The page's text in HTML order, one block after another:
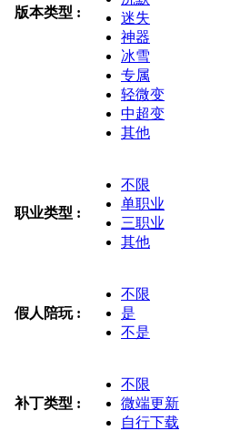
版本类型 :
迷失
神器
冰雪
专属
轻微变
中超变
其他
职业类型 :
不限
单职业
三职业
其他
假人陪玩 :
不限
是
不是
补丁类型 :
不限
微端更新
自行下载